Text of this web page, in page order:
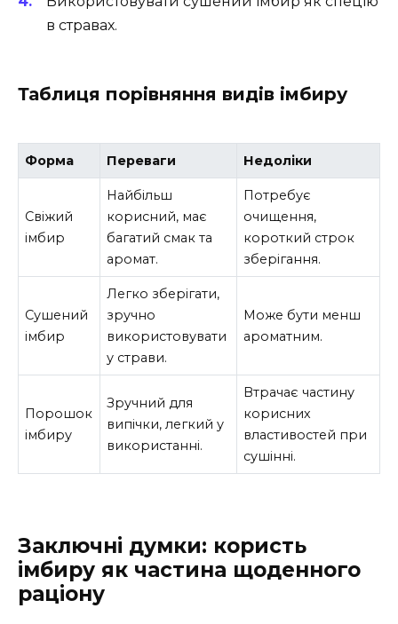
в стравах.
Таблиця порівняння видів імбиру
Форма Переваги Недоліки
Свіжий
імбир
Найбільш
корисний, має
багатий смак та
аромат.
Потребує
очищення,
короткий строк
зберігання.
Сушений
імбир
Легко зберігати,
зручно
використовувати
у страви.
Може бути менш
ароматним.
Порошок
імбиру
Зручний для
випічки, легкий у
використанні.
Втрачає частину
корисних
властивостей при
сушінні.
Заключні думки: користь
імбиру як частина щоденного
раціону